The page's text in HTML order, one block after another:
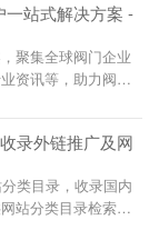
一站式解决方案 -
聚集全球阀门企业
资讯等，助力阀门
业资源。
录外链推广及网
类目录，收录国内
站分类目录检索、